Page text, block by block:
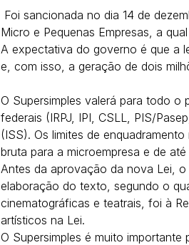
Micro e Pequenas Empresas, a
A expectativa do governo é que a
e, com isso, a geração de dois
O Supersimples valerá para todo
federais (IRPJ, IPI, CSLL, PIS/
(ISS). Os limites de
bruta para a microempresa e de
Antes da aprovação da nova Lei,
elaboração do texto, segundo o
cinematográficas e teatrais, foi à
artísticos na Lei.
O Supersimples é muito